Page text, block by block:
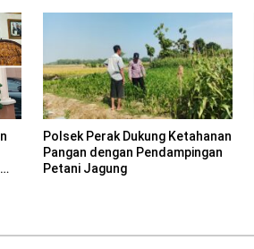
Polsek Perak Dukung Ketahanan
Pangan dengan Pendampingan
Petani Jagung